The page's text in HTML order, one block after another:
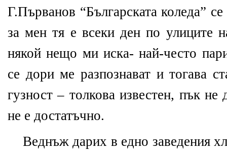
Г.Първанов “Българската коледа”
за мен тя е всеки ден по улиците
някой нещо ми иска- най-често
се дори ме разпознават и тогава
гузност – толкова известен, пък
не е достатъчно.
Веднъж дарих в едно заведения